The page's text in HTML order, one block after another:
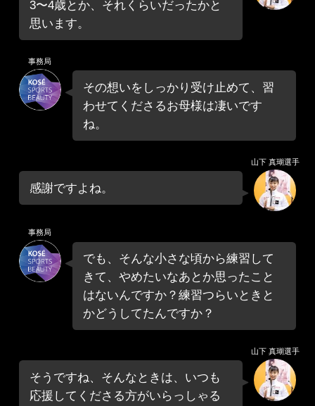
3〜4歳とか、それくらいだったかと
思います。
事務局
その想いをしっかり受け止めて、習
わせてくださるお母様は凄いです
ね。
感謝ですよね。
山下 真瑚選手
事務局
でも、そんな小さな頃から練習して
きて、やめたいなあとか思ったこと
はないんですか？練習つらいときと
かどうしてたんですか？
そうですね、そんなときは、いつも
応援してくださる方がいらっしゃる
山下 真瑚選手